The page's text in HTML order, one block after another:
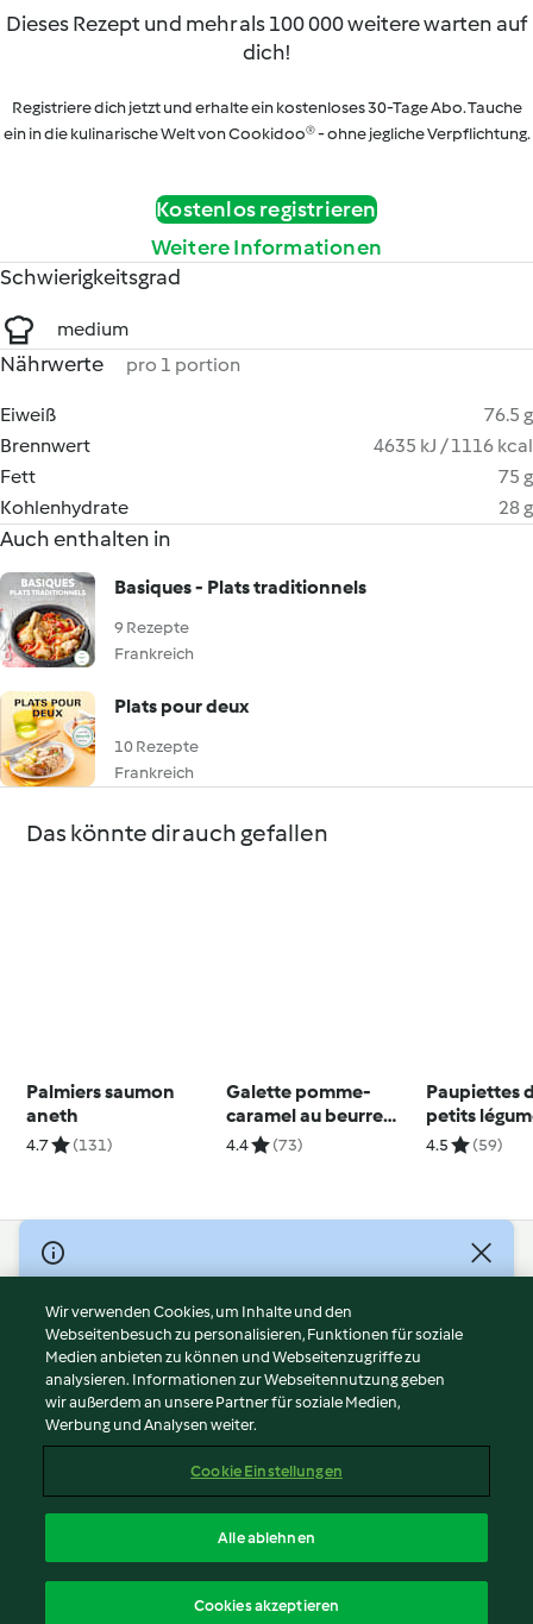
Dieses Rezept und mehr als 100 000 weitere warten auf
dich!
Registriere dich jetzt und erhalte ein kostenloses 30-Tage Abo. Tauche
ein in die kulinarische Welt von Cookidoo® - ohne jegliche Verpflichtung.
Kostenlos registrieren
Weitere Informationen
Schwierigkeitsgrad
medium
Nährwerte pro 1 portion
Eiweiß
76.5 g
Brennwert
4635 kJ / 1116 kcal
Fett
75 g
Kohlenhydrate
28 g
Auch enthalten in
Basiques - Plats traditionnels
9 Rezepte
Frankreich
Plats pour deux
10 Rezepte
Frankreich
Das könnte dir auch gefallen
Palmiers saumon
aneth
4.7 (131)
Galette pomme-
caramel au beurre
salé
4.4 (73)
Paupiettes
petits
4.5 (59)
© Copyright 2026
Nutzungsbedingungen
Datenschutzrichtlinien
Disclaimer
Impressum
Cookies
Abo kündigen
Erklärung zur Barrierefreiheit
Wir verwenden Cookies, um Inhalte und den
Webseitenbesuch zu personalisieren, Funktionen für soziale
Medien anbieten zu können und Webseitenzugriffe zu
analysieren. Informationen zur Webseitennutzung geben
wir außerdem an unsere Partner für soziale Medien,
Werbung und Analysen weiter.
Cookie Einstellungen
Alle ablehnen
Cookies akzeptieren